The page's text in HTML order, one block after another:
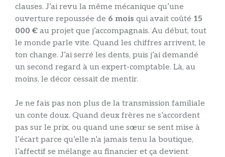
clauses. J’ai revu la même mécanique qu’une
ouverture repoussée de 6 mois qui avait coûté 15
000 € au projet que j’accompagnais. Au début, tout
le monde parle vite. Quand les chiffres arrivent, le
ton change. J’ai serré les dents, puis j’ai demandé
un second regard à un expert-comptable. Là, au
moins, le décor cessait de mentir.
Je ne fais pas non plus de la transmission familiale
un conte doux. Quand deux frères ne s’accordent
pas sur le prix, ou quand une sœur se sent mise à
l’écart parce qu’elle n’a jamais tenu la boutique,
l’affectif se mélange au financier et ça devient